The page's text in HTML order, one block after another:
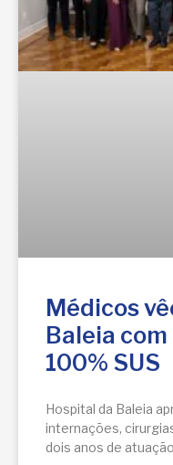
Médicos
Baleia
100% SUS
Hospital da Baleia
internações,
dois anos de